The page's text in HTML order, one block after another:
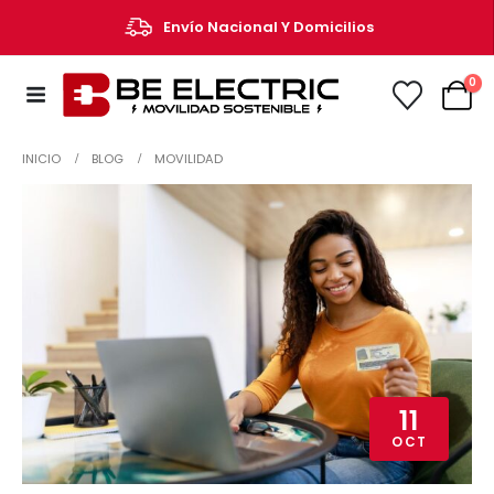
Envío Nacional Y Domicilios
0
INICIO BLOG MOVILIDAD
11
OCT